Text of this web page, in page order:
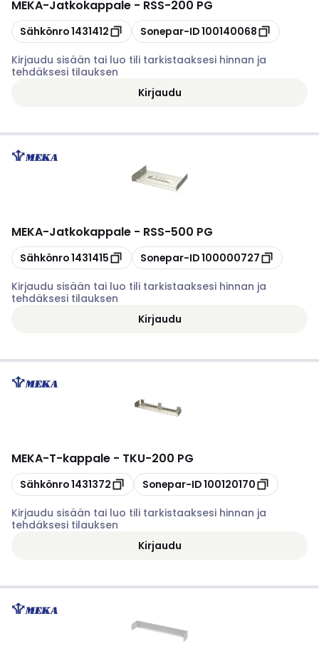
MEKA-Jatkokappale - RSS-200 PG
Kopioi
Sähkönro1431412 Kopioi
Sonepar-ID100140068
Kirjaudu sisään tai luo tili tarkistaaksesi hinnan ja
tehdäksesi tilauksen
Kirjaudu
MEKA-Jatkokappale - RSS-500 PG
Kopioi
Sähkönro1431415 Kopioi
Sonepar-ID100000727
Kirjaudu sisään tai luo tili tarkistaaksesi hinnan ja
tehdäksesi tilauksen
Kirjaudu
MEKA-T-kappale - TKU-200 PG
Kopioi
Sähkönro1431372 Kopioi
Sonepar-ID100120170
Kirjaudu sisään tai luo tili tarkistaaksesi hinnan ja
tehdäksesi tilauksen
Kirjaudu